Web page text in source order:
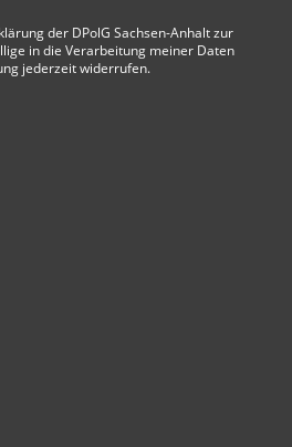
der DPolG Sachsen-Anhaltzur
in die Verarbeitung meiner Daten
jederzeit widerrufen.